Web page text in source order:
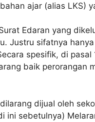
ajar (alias LKS)
Edaran yang
Justru sifatnya
spesifik, di
baik perorangan
dijual oleh
ini sebetulnya)